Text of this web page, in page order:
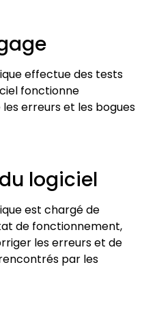
effectue des tests
fonctionne
erreurs et les bogues
logiciel
est chargé de
de fonctionnement,
les erreurs et de
par les